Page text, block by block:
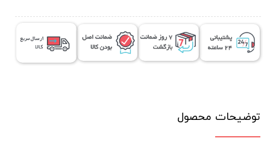
توضیحات محصول